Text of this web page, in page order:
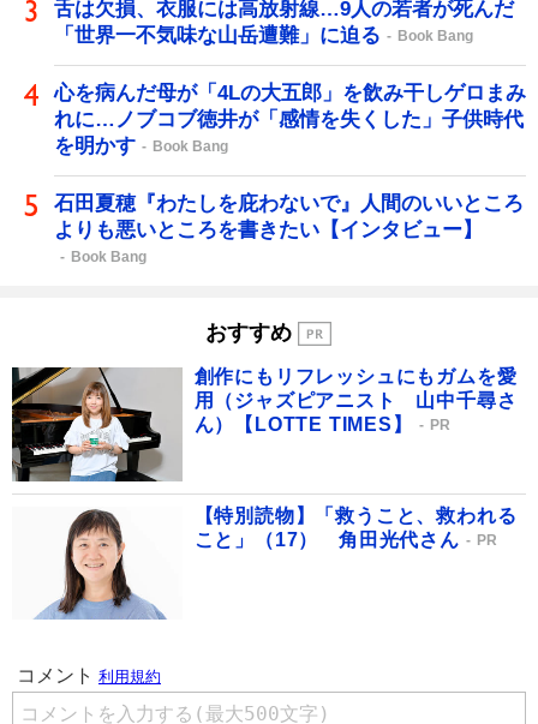
舌は欠損、衣服には高放射線…9人の若者が死んだ
「世界一不気味な山岳遭難」に迫る
Book Bang
心を病んだ母が「4Lの大五郎」を飲み干しゲロまみ
れに…ノブコブ徳井が「感情を失くした」子供時代
を明かす
Book Bang
石田夏穂『わたしを庇わないで』人間のいいところ
よりも悪いところを書きたい【インタビュー】
Book Bang
おすすめ
創作にもリフレッシュにもガムを愛
用（ジャズピアニスト 山中千尋さ
ん）【LOTTE TIMES】
PR
【特別読物】「救うこと、救われる
こと」（17） 角田光代さん
PR